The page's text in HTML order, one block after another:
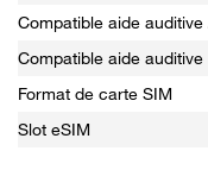
Compatible aide auditive
Compatible aide auditive
Format de carte SIM
Slot eSIM